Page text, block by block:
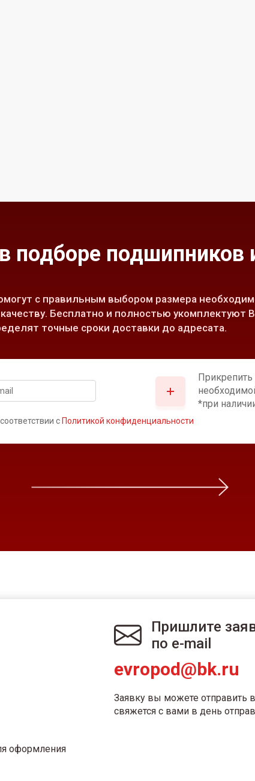
подборе подшипников
с правильным выбором размера
Бесплатно и полностью укомплектуют
точные сроки доставки до адресата.
Прикрепить
*при
с Политикой конфиденциальности
оформления
Пришлите
по e-mail
evropod@bk.ru
Заявку вы можете отправить
свяжется с вами в день